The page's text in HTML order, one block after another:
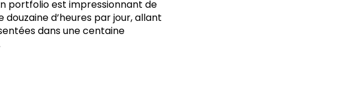
portfolio est impressionnant de
d’heures par jour, allant
dans une centaine